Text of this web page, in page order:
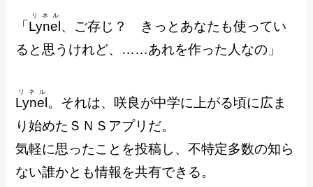
「 Lynel
リネル
、ご存じ？ きっとあなたも使ってい
ると思うけれど、……あれを作った人なの」
Lynel
リネル
。それは、咲良が中学に上がる頃に広ま
り始めたＳＮＳアプリだ。
気軽に思ったことを投稿し、不特定多数の知ら
ない誰かとも情報を共有できる。